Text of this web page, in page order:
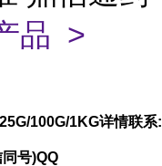
品 >
100G/1KG详情联系:
号)QQ